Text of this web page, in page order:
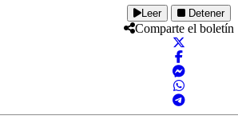
Leer Detener
Comparte el boletín